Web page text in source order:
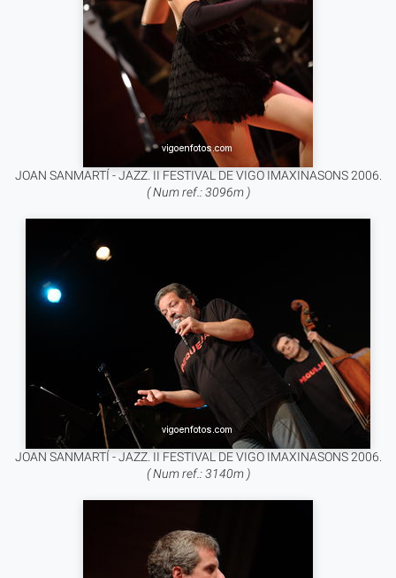
JOAN SANMARTÍ - JAZZ. II FESTIVAL DE VIGO IMAXINASONS 2006.
( Num ref.: 3096m )
JOAN SANMARTÍ - JAZZ. II FESTIVAL DE VIGO IMAXINASONS 2006.
( Num ref.: 3140m )